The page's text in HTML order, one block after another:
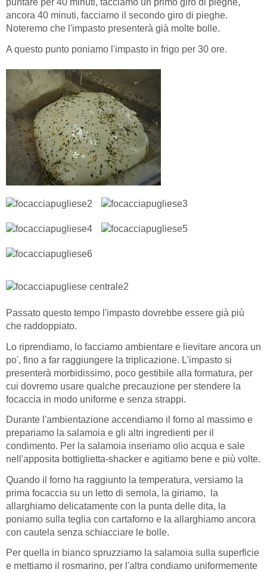
puntare per 40 minuti, facciamo un primo giro di pieghe,
ancora 40 minuti, facciamo il secondo giro di pieghe.
Noteremo che l'impasto presenterà già molte bolle.
A questo punto poniamo l'impasto in frigo per 30 ore.
Passato questo tempo l'impasto dovrebbe essere già più
che raddoppiato.
Lo riprendiamo, lo facciamo ambientare e lievitare ancora un
po', fino a far raggiungere la triplicazione. L'impasto si
presenterà morbidissimo, poco gestibile alla formatura, per
cui dovremo usare qualche precauzione per stendere la
focaccia in modo uniforme e senza strappi.
Durante l'ambientazione accendiamo il forno al massimo e
prepariamo la salamoia e gli altri ingredienti per il
condimento. Per la salamoia inseriamo olio acqua e sale
nell'apposita bottiglietta-shacker e agitiamo bene e più volte.
Quando il forno ha raggiunto la temperatura, versiamo la
prima focaccia su un letto di semola, la giriamo, la
allarghiamo delicatamente con la punta delle dita, la
poniamo sulla teglia con cartaforno e la allarghiamo ancora
con cautela senza schiacciare le bolle.
Per quella in bianco spruzziamo la salamoia sulla superficie
e mettiamo il rosmarino, per l'altra condiamo uniformemente